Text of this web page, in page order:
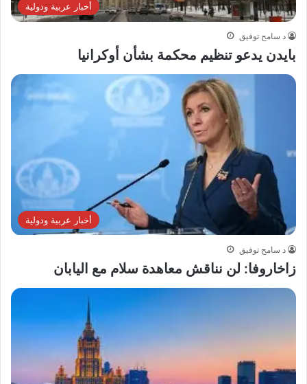
أخبار عربية ودولية
د سامح توفيق
بايدن يدعو تنظيم محكمة بشأن أوكرانيا
أخبار عربية ودولية
د سامح توفيق
زاخاروفا: لن نناقش معاهدة سلام مع اليابان